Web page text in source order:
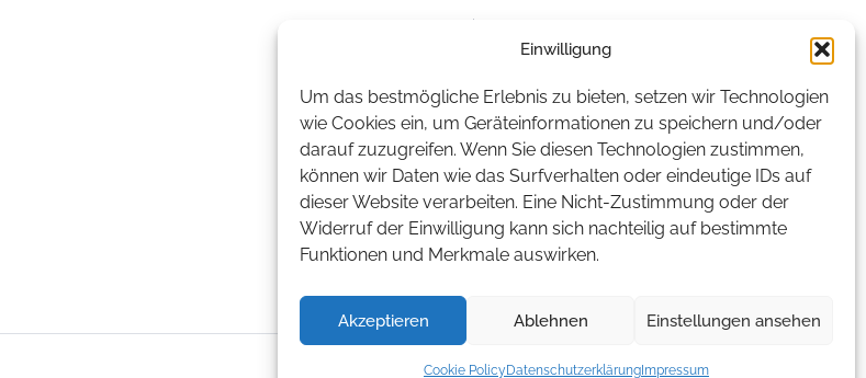
Einwilligung
Um das bestmögliche Erlebnis zu bieten, setzen wir Technologien
wie Cookies ein, um Geräteinformationen zu speichern und/oder
darauf zuzugreifen. Wenn Sie diesen Technologien zustimmen,
können wir Daten wie das Surfverhalten oder eindeutige IDs auf
dieser Website verarbeiten. Eine Nicht-Zustimmung oder der
Widerruf der Einwilligung kann sich nachteilig auf bestimmte
Funktionen und Merkmale auswirken.
Akzeptieren Ablehnen Einstellungen ansehen
Cookie Policy DatenschutzerklärungImpressum
Sachsen
Sachsen-Anhalt
Schleswig-Holstein
Thüringen
AGBImpressumDatenschutz